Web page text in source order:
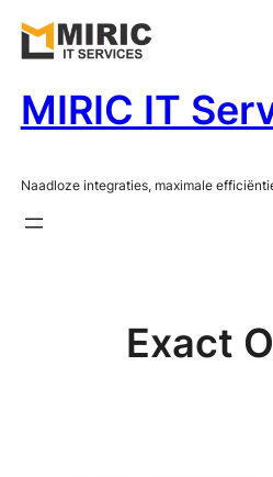
Ga
naar
inhoud
MIRIC IT
Naadloze integraties, maximale
Exact